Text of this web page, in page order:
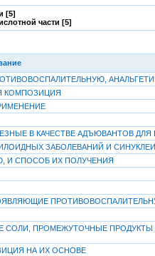
[5]
части [5]
КОМПОЗИЦИЯ
В КАЧЕСТВЕ АДЪЮВАНТОВ ДЛЯ
ЗАБОЛЕВАНИЙ И
И СПОСОБ ИХ ПОЛУЧЕНИЯ
ПРОМЕЖУТОЧНЫЕ ПРОДУКТЫ
НА ИХ ОСНОВЕ